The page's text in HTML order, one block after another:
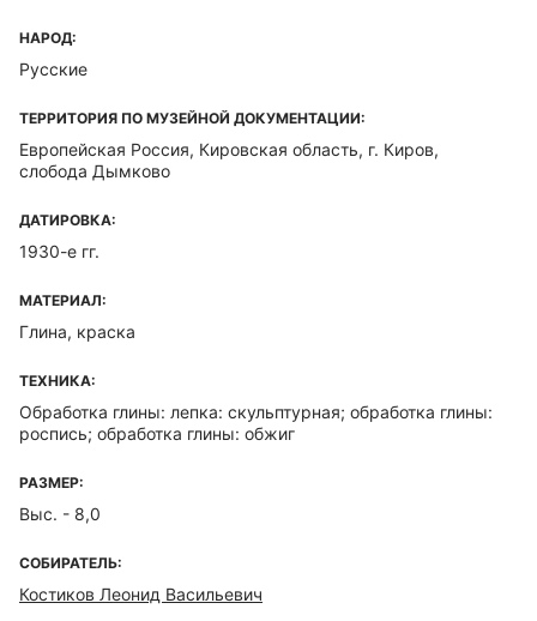
НАРОД:
Русские
ТЕРРИТОРИЯ ПО МУЗЕЙНОЙ ДОКУМЕНТАЦИИ:
Европейская Россия, Кировская область, г. Киров,
слобода Дымково
ДАТИРОВКА:
1930-е гг.
МАТЕРИАЛ:
Глина, краска
ТЕХНИКА:
Обработка глины: лепка: скульптурная; обработка глины:
роспись; обработка глины: обжиг
РАЗМЕР:
Выс. - 8,0
СОБИРАТЕЛЬ:
Костиков Леонид Васильевич